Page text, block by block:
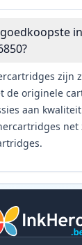
zijn
de originele
aan
net